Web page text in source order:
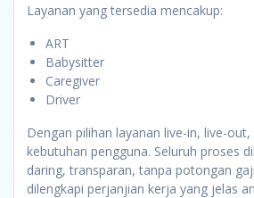
Layanan yang tersedia mencakup:
ART
Babysitter
Caregiver
Driver
Dengan pilihan layanan live-in, live-
kebutuhan pengguna. Seluruh proses
daring, transparan, tanpa potongan
dilengkapi perjanjian kerja yang jelas